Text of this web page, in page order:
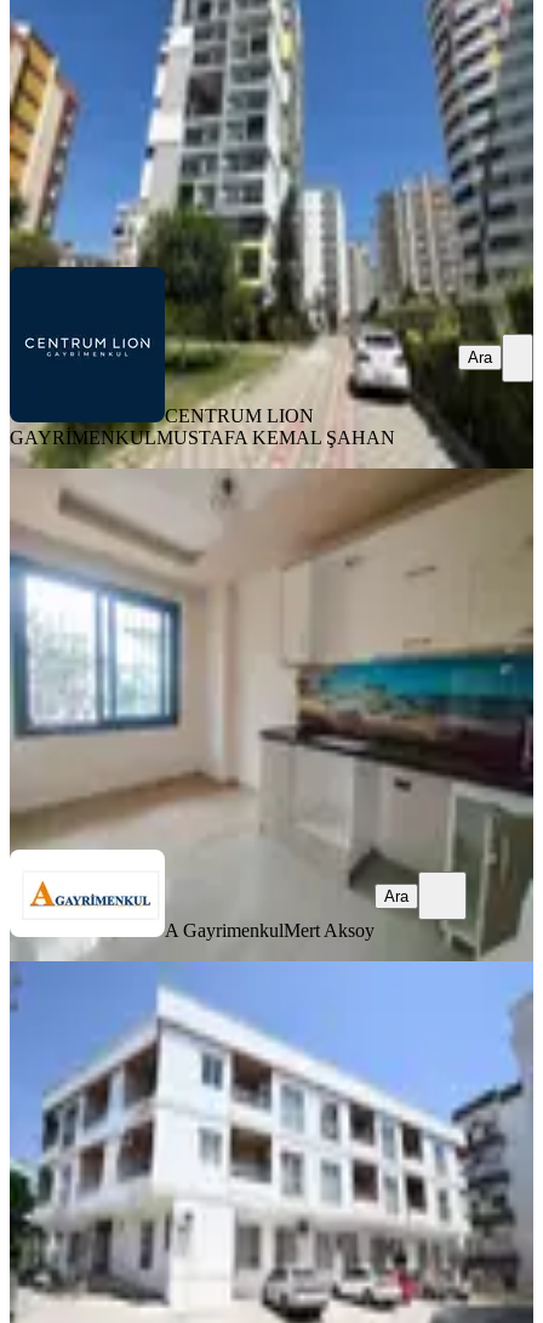
1+1 · 70 m²·11. Kat
3.650.000 ₺
CENTRUM LION GAYRİMENKUL
MUSTAFA KEMAL
ŞAHAN
Ara
CENTRUM LION
GAYRİMENKULMUSTAFA KEMAL ŞAHAN
Ara
Barbaros Mah. 2.çevreyoluna Yakın
Satılık Daire
Yenişehir, Barbaros Mahallesi
1.5+1
Geri Dönüş: 15 yıl
Mert Aksoy
Ara
A GayrimenkulMert Aksoy
Ara
YENİ
Üstünkent'ten Üniversiteye Yakın
Masrafsız Eşyalı Satılık 1+1
Yenişehir, Çiftlikköy Mahallesi
1+1
·55 m²·Düz Giriş (Zemin)·08.08.2026
2.000.000 ₺
ÜSTÜNKENT EMLAK Fırat Ü.